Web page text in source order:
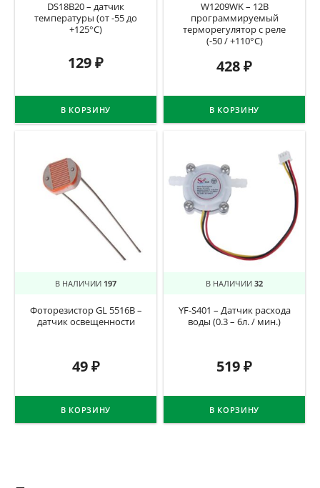
DS18B20 – датчик
температуры (от -55 до
+125°C)
129₽
В КОРЗИНУ
W1209WK – 12В
программируемый
терморегулятор с реле
(-50 / +110°C)
428₽
В КОРЗИНУ
В НАЛИЧИИ 197
Фоторезистор GL 5516B –
датчик освещенности
49₽
В КОРЗИНУ
В НАЛИЧИИ 32
YF-S401 – Датчик расхода
воды (0.3 – 6л. / мин.)
519₽
В КОРЗИНУ